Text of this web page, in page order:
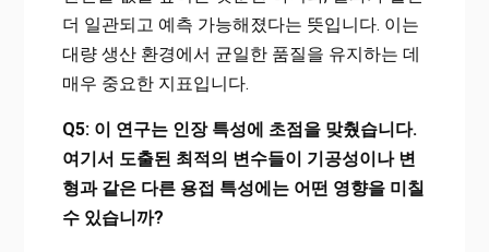
더 일관되고 예측 가능해졌다는 뜻입니다. 이는
대량 생산 환경에서 균일한 품질을 유지하는 데
매우 중요한 지표입니다.
Q5: 이 연구는 인장 특성에 초점을 맞췄습니다.
여기서 도출된 최적의 변수들이 기공성이나 변
형과 같은 다른 용접 특성에는 어떤 영향을 미칠
수 있습니까?